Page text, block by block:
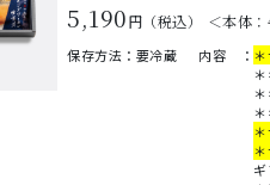
5,190円（税込） ＜本体：
保存方法：要冷蔵 内容 ：